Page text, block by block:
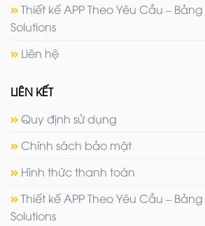
Thiết kế APP Theo Yêu Cầu –
Solutions
Liên hệ
LIÊN KẾT
Quy định sử dụng
Chính sách bảo mật
Hình thức thanh toán
Thiết kế APP Theo Yêu Cầu –
Solutions